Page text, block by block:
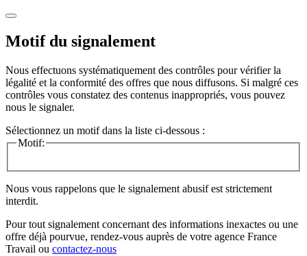
Motif du signalement
Nous effectuons systématiquement des contrôles pour vérifier la
légalité et la conformité des offres que nous diffusons. Si malgré ces
contrôles vous constatez des contenus inappropriés, vous pouvez
nous le signaler.
Sélectionnez un motif dans la liste ci-dessous :
Motif:
Nous vous rappelons que le signalement abusif est strictement
interdit.
Pour tout signalement concernant des informations inexactes ou une
offre déjà pourvue, rendez-vous auprès de votre agence France
Travail ou contactez-nous